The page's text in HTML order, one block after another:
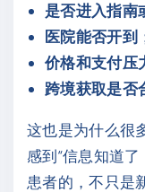
是否进入指南
医院能否开到
价格和支付压
跨境获取是否
这也是为什么很
感到“信息知道
患者的，不只是